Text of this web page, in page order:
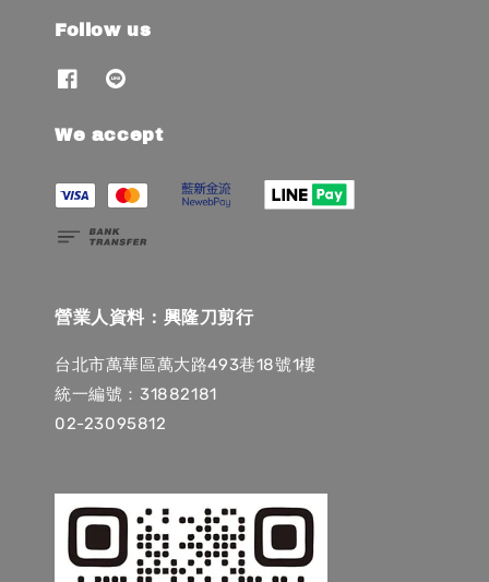
Follow us
We accept
營業人資料：興隆刀剪行
台北市萬華區萬大路493巷18號1樓
統一編號：31882181
02-23095812